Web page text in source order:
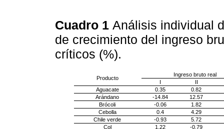
Cuadro 1 Análisis individual
de crecimiento del ingreso
críticos (%).
Producto
Ingreso bruto real
I
II
Aguacate
0.35
0.82
Arándano
-14.84
12.57
Brócoli
-0.06
1.82
Cebolla
0.4
4.29
Chile verde
-0.93
5.72
Col
1.22 -0.79